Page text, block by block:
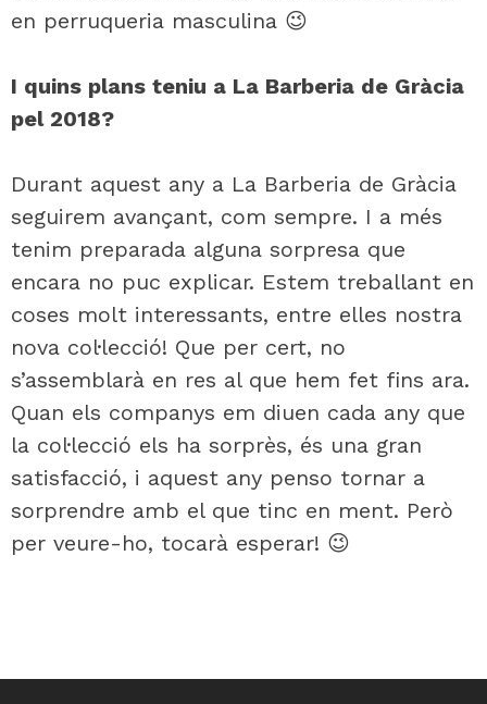
en perruqueria masculina 😉
I quins plans teniu a La Barberia de Gràcia
pel 2018?
Durant aquest any a La Barberia de Gràcia
seguirem avançant, com sempre. I a més
tenim preparada alguna sorpresa que
encara no puc explicar. Estem treballant en
coses molt interessants, entre elles nostra
nova col·lecció! Que per cert, no
s’assemblarà en res al que hem fet fins ara.
Quan els companys em diuen cada any que
la col·lecció els ha sorprès, és una gran
satisfacció, i aquest any penso tornar a
sorprendre amb el que tinc en ment. Però
per veure-ho, tocarà esperar! 😉